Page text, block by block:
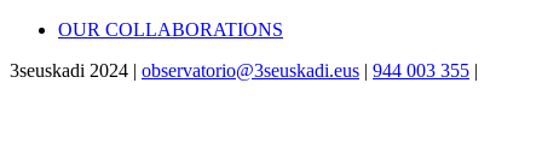
OUR COLLABORATIONS
3seuskadi 2024 | observatorio@3seuskadi.eus | 944 003 355 |